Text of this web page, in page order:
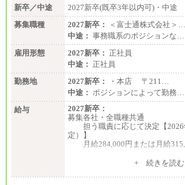
※詳細はJTBキャリアサイトより
＜有期社員コース＞
■(株)JTBビジネストランスフォーム
有期契約職 月給185,000～
※詳細はJTBキャリアサイトより
■(株)JTBパブリッシング ※2027
総合職 月給241,000円
中途：
①月給227,000円以上
②月給212,000円以上
③月給172,500円以上
④月給23万円～37万円
⑤月給20万円～25万円
⑥月給33万円～48万円
⑦月給271,000円以上
⑧～⑮月給200,000円〜月給
⑯月給185,000円以上
⑰月給237,000円以上
新卒／中途
2027新卒(既卒3年以内可)・中途
募集職種
2027新卒：
＜富士通株式会社＞…
中途： 事務職系のポジションな…
雇用形態
2027新卒： 正社員
中途： 正社員
勤務地
2027新卒：
・本店 〒211…
中途： ポジションによって勤務…
給与
2027新卒：
募集各社・全職種共通
担う職責に応じて決定【2026
定）】
月給284,000円または月給
※入社後早期から、自律的な
す。
+ 続きを読む